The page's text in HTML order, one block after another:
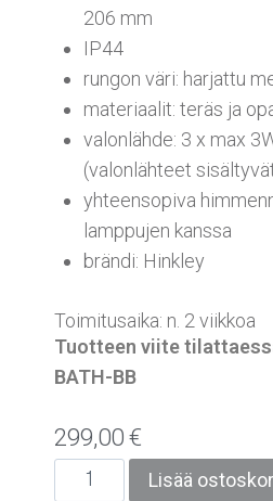
206 mm
IP44
rungon väri: harjattu
materiaalit: teräs ja
valonlähde: 3 x max
(valonlähteet
yhteensopiva
lamppujen kanssa
brändi: Hinkley
Toimitusaika: n. 2 viikkoa
Tuotteen viite
BATH-BB
299,00€
Lisää